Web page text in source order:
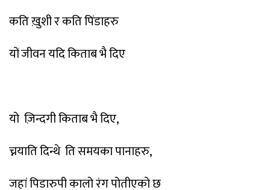
कति ख़ुशी र कति पिंडाहरु
यों जीवन यदि किताब भै दिए
यो ज़िन्दगी किताब भै दिए,
च्नयाति दिन्थे ति समयका पानाहरु,
जहां पिडारुपी कालो रंग पोतीएको छ